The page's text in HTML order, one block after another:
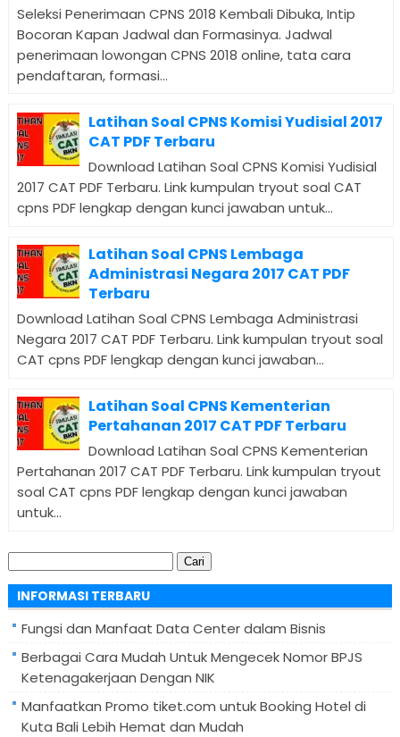
Seleksi Penerimaan CPNS 2018 Kembali Dibuka, Intip
Bocoran Kapan Jadwal dan Formasinya. Jadwal
penerimaan lowongan CPNS 2018 online, tata cara
pendaftaran, formasi...
Latihan Soal CPNS Komisi Yudisial 2017
CAT PDF Terbaru
Download Latihan Soal CPNS Komisi Yudisial
2017 CAT PDF Terbaru. Link kumpulan tryout soal CAT
cpns PDF lengkap dengan kunci jawaban untuk...
Latihan Soal CPNS Lembaga
Administrasi Negara 2017 CAT PDF
Terbaru
Download Latihan Soal CPNS Lembaga Administrasi
Negara 2017 CAT PDF Terbaru. Link kumpulan tryout soal
CAT cpns PDF lengkap dengan kunci jawaban...
Latihan Soal CPNS Kementerian
Pertahanan 2017 CAT PDF Terbaru
Download Latihan Soal CPNS Kementerian
Pertahanan 2017 CAT PDF Terbaru. Link kumpulan tryout
soal CAT cpns PDF lengkap dengan kunci jawaban
untuk...
untuk:
INFORMASI TERBARU
Fungsi dan Manfaat Data Center dalam Bisnis
Berbagai Cara Mudah Untuk Mengecek Nomor BPJS
Ketenagakerjaan Dengan NIK
Manfaatkan Promo tiket.com untuk Booking Hotel di
Kuta Bali Lebih Hemat dan Mudah